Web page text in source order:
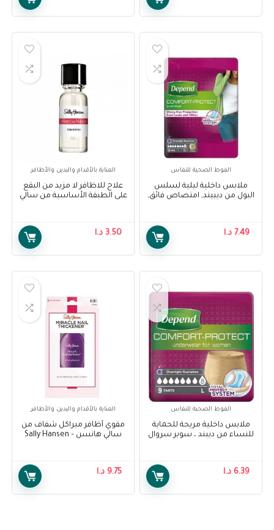
الفوط الصحية للنفاس
ملابس داخلية ليلية لسلس
البول من ديبيند, امتصاص فائق,
7.49 د.ا
العناية بالأقدام واليدين والأظافر
علاج للاظافر لا مزيد من البقع
على الطبقة الأساسية من سالي
3.50 د.ا
الفوط الصحية للنفاس
ملابس داخلية مريحة للحماية
للنساء من ديبند ، سوبر سروال
for Women, Super Pants for
Female Large, 9 pcs6.39 د.ا
العناية بالأقدام واليدين والأظافر
مقوي أظافر ميراكل شفاف من
سالي هانسن – Sally Hansen
9.75 د.ا